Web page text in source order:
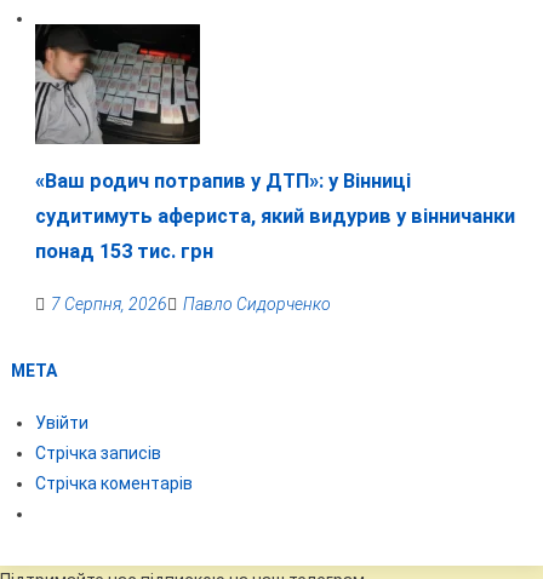
«Ваш родич потрапив у ДТП»: у Вінниці
судитимуть афериста, який видурив у вінничанки
понад 153 тис. грн
7 Серпня, 2026 Павло Сидорченко
МЕТА
Увійти
Стрічка записів
Стрічка коментарів